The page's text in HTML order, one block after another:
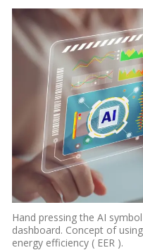
Hand pressing the AI
dashboard. Concept of
energy efficiency ( EER ).